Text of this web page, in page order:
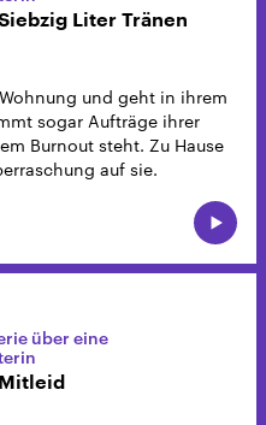
Liter Tränen
und geht in ihrem
sogar Aufträge ihrer
Burnout steht. Zu Hause
auf sie.
über eine